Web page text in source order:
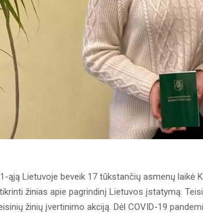
ąją Lietuvoje beveik 17 tūkstančių asmenų laikė
žinias apie pagrindinį Lietuvos įstatymą.
žinių įvertinimo akciją. Dėl COVID-19